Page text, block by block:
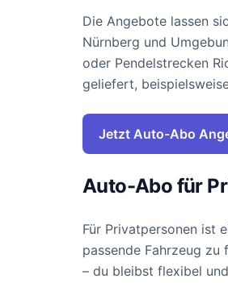
Die Angebote lassen
Nürnberg und
oder Pendelstrecken
geliefert,
Jetzt Auto-Abo
Auto-Abo für
Für Privatpersonen ist
passende Fahrzeug zu
– du bleibst flexibel